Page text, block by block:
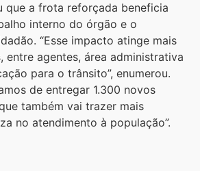
que a frota reforçada beneficia
interno do órgão e o
“Esse impacto atinge mais
entre agentes, área administrativa
para o trânsito”, enumerou.
de entregar 1.300 novos
também vai trazer mais
no atendimento à população”.